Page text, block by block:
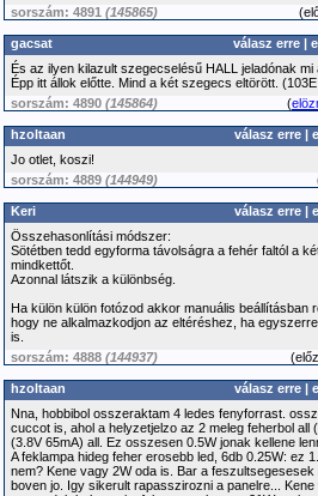
sorszám: 4891 (145865) (
gacsat válasz erre |
És az ilyen kilazult szegecselésű HALL jeladónak
Épp itt állok előtte. Mind a két szegecs eltörött.
sorszám: 4890 (145864) (
hzoltaan válasz erre |
Jo otlet, koszi!
sorszám: 4889 (144949)
Keri válasz erre |
Összehasonlítási módszer:
Sötétben tedd egyforma távolságra a fehér faltól a
mindkettőt.
Azonnal látszik a különbség.
Ha külön külön fotózod akkor manuális beállításban
hogy ne alkalmazkodjon az eltéréshez, ha
is.
sorszám: 4888 (144937) (
hzoltaan válasz erre |
Nna, hobbibol osszeraktam 4 ledes fenyforrast.
cuccot is, ahol a helyzetjelzo az 2 meleg feherbol all
(3.8V 65mA) all. Ez osszesen 0.5W jonak kellene
A feklampa hideg feher erosebb led, 6db 0.25W: ez
nem? Kene vagy 2W oda is. Bar a
boven jo. Igy sikerult rapasszirozni a panelre...